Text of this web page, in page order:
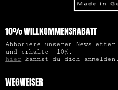
10% WILLKOMMENSRABATT
Abboniere unseren Newsletter
und erhalte -10%,
hier kannst du dich anmelden.
WEGWEISER